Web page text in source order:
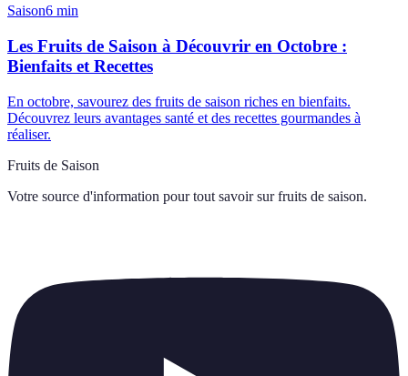
Saison6 min
Les Fruits de Saison à Découvrir en Octobre :
Bienfaits et Recettes
En octobre, savourez des fruits de saison riches en bienfaits.
Découvrez leurs avantages santé et des recettes gourmandes à
réaliser.
Fruits de Saison
Votre source d'information pour tout savoir sur fruits de saison.